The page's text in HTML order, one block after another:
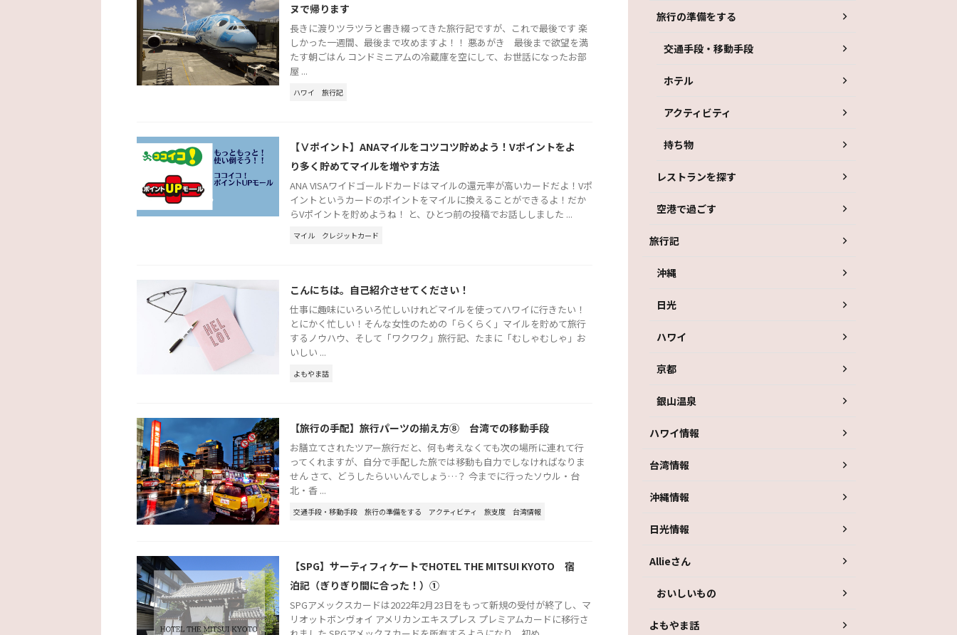
ヌで帰ります
長きに渡りツラツラと書き綴ってきた旅行記ですが、これで最後です 楽
しかった一週間、最後まで攻めますよ！！ 悪あがき 最後まで欲望を満
たす朝ごはん コンドミニアムの冷蔵庫を空にして、お世話になったお部
屋 ...
ハワイ 旅行記
【Ⅴポイント】ANAマイルをコツコツ貯めよう！Vポイントをよ
り多く貯めてマイルを増やす方法
ANA VISAワイドゴールドカードはマイルの還元率が高いカードだよ！Vポ
イントというカードのポイントをマイルに換えることができるよ！だか
らVポイントを貯めようね！ と、ひとつ前の投稿でお話ししました ...
マイル クレジットカード
こんにちは。自己紹介させてください！
仕事に趣味にいろいろ忙しいけれどマイルを使ってハワイに行きたい！
とにかく忙しい！そんな女性のための「らくらく」マイルを貯めて旅行
するノウハウ、そして「ワクワク」旅行記、たまに「むしゃむしゃ」お
いしい ...
よもやま話
【旅行の手配】旅行パーツの揃え方⑧ 台湾での移動手段
お膳立てされたツアー旅行だと、何も考えなくても次の場所に連れて行
ってくれますが、自分で手配した旅では移動も自力でしなければなりま
せん さて、どうしたらいいんでしょう…？ 今までに行ったソウル・台
北・香 ...
交通手段・移動手段 旅行の準備をする アクティビティ 旅支度 台湾情報
【SPG】サーティフィケートでHOTEL THE MITSUI KYOTO 宿
泊記（ぎりぎり間に合った！）①
SPGアメックスカードは2022年2月23日をもって新規の受付が終了し、マ
リオットボンヴォイ アメリカンエキスプレス プレミアムカードに移行さ
旅行の準備をする
交通手段・移動手段
ホテル
アクティビティ
持ち物
レストランを探す
空港で過ごす
旅行記
沖縄
日光
ハワイ
京都
銀山温泉
ハワイ情報
台湾情報
沖縄情報
日光情報
Allieさん
おいしいもの
よもやま話